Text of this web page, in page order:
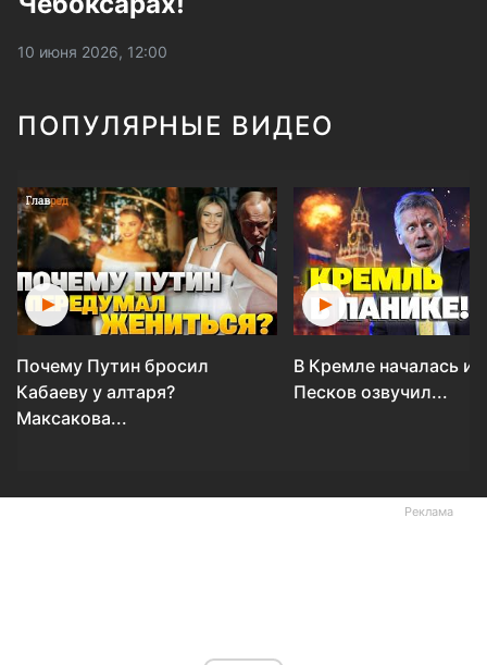
10 июня 2026, 12:00
ПОПУЛЯРНЫЕ ВИДЕО
Почему Путин бросил
Кабаеву у алтаря?
Максакова...
В Кремле началась
Песков озвучил...
Реклама